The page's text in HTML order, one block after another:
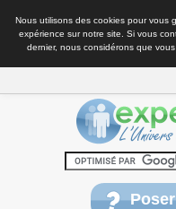
Nous utilisons des cookies pour vous
expérience sur notre site. Si vous
dernier, nous considérons que